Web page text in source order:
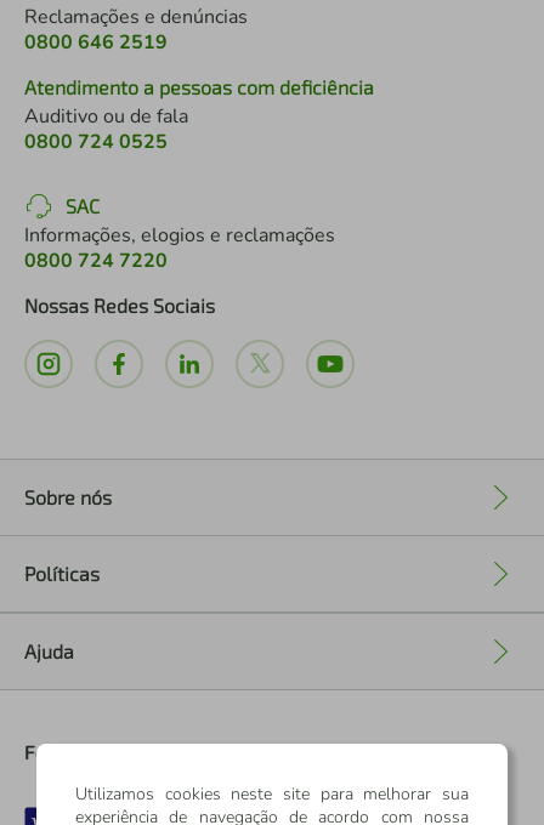
Reclamações e denúncias
0800 646 2519
Atendimento a pessoas com deficiência
Auditivo ou de fala
0800 724 0525
SAC
Informações, elogios e reclamações
0800 724 7220
Nossas Redes Sociais
Sobre nós
Políticas
Ajuda
Formas de Pagamento
Utilizamos cookies neste site para melhorar sua
experiência de navegação de acordo com nossa